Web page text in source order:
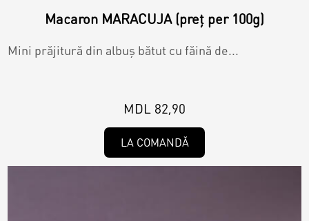
Macaron MARACUJA (preț per 100g)
Mini prăjitură din albuș bătut cu făină de...
MDL 82,90
LA COMANDĂ